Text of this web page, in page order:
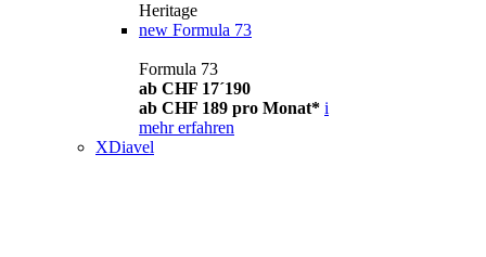
Heritage
new Formula 73
Formula 73
ab CHF 17´190
ab CHF 189 pro Monat* i
mehr erfahren
XDiavel